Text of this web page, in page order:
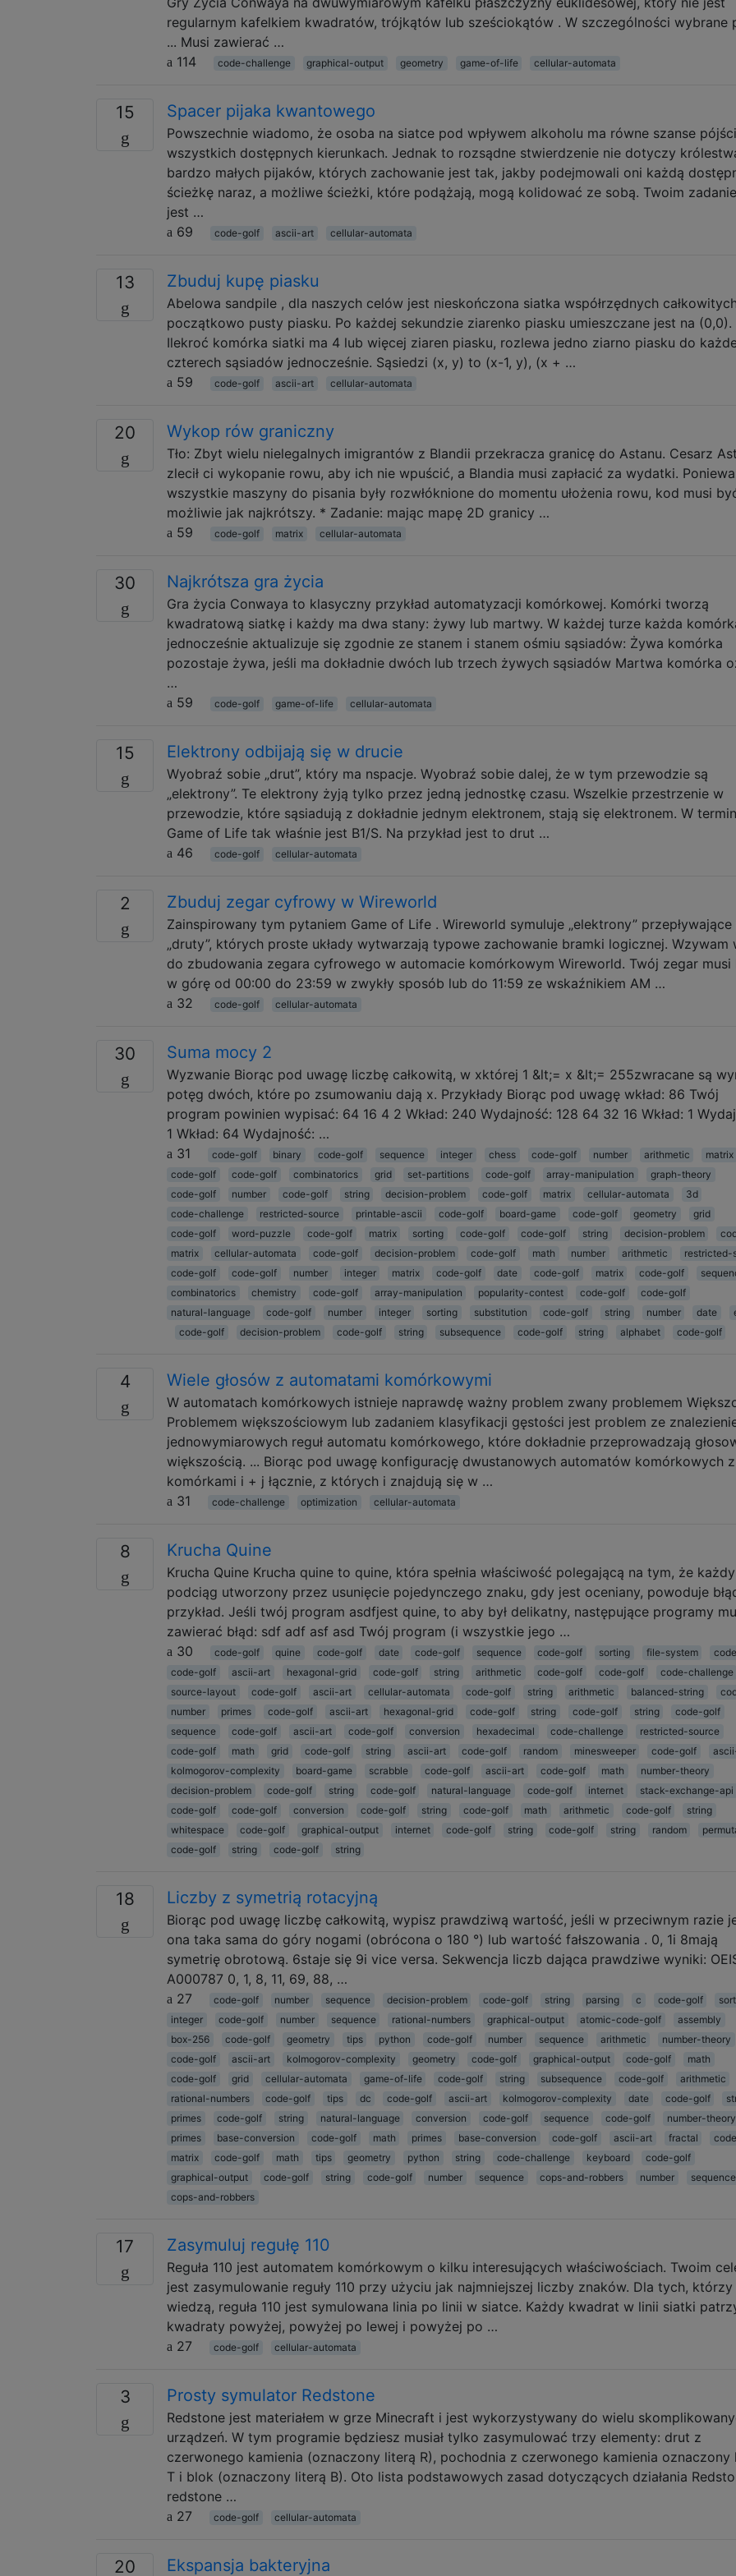
regularnym kafelkiem kwadratów, trójkątów lub sześciokątów . W szczególności wybrane
... Musi zawierać …
114
code-challenge graphical-output geometry game-of-life cellular-automata
15 Spacer pijaka kwantowego
Powszechnie wiadomo, że osoba na siatce pod wpływem alkoholu ma równe szanse
wszystkich dostępnych kierunkach. Jednak to rozsądne stwierdzenie nie dotyczy
bardzo małych pijaków, których zachowanie jest tak, jakby podejmowali oni każdą
ścieżkę naraz, a możliwe ścieżki, które podążają, mogą kolidować ze sobą. Twoim
jest …
69
code-golf ascii-art cellular-automata
13 Zbuduj kupę piasku
Abelowa sandpile , dla naszych celów jest nieskończona siatka współrzędnych
początkowo pusty piasku. Po każdej sekundzie ziarenko piasku umieszczane jest na (0,0).
Ilekroć komórka siatki ma 4 lub więcej ziaren piasku, rozlewa jedno ziarno piasku do
czterech sąsiadów jednocześnie. Sąsiedzi (x, y) to (x-1, y), (x + …
59
code-golf ascii-art cellular-automata
20 Wykop rów graniczny
Tło: Zbyt wielu nielegalnych imigrantów z Blandii przekracza granicę do Astanu. Cesarz
zlecił ci wykopanie rowu, aby ich nie wpuścić, a Blandia musi zapłacić za wydatki.
wszystkie maszyny do pisania były rozwłóknione do momentu ułożenia rowu, kod musi
możliwie jak najkrótszy. * Zadanie: mając mapę 2D granicy …
59
code-golf matrix cellular-automata
30 Najkrótsza gra życia
Gra życia Conwaya to klasyczny przykład automatyzacji komórkowej. Komórki tworzą
kwadratową siatkę i każdy ma dwa stany: żywy lub martwy. W każdej turze każda
jednocześnie aktualizuje się zgodnie ze stanem i stanem ośmiu sąsiadów: Żywa komórka
pozostaje żywa, jeśli ma dokładnie dwóch lub trzech żywych sąsiadów Martwa komórka
…
59
code-golf game-of-life cellular-automata
15 Elektrony odbijają się w drucie
Wyobraź sobie „drut”, który ma nspacje. Wyobraź sobie dalej, że w tym przewodzie są
„elektrony”. Te elektrony żyją tylko przez jedną jednostkę czasu. Wszelkie przestrzenie w
przewodzie, które sąsiadują z dokładnie jednym elektronem, stają się elektronem. W
Game of Life tak właśnie jest B1/S. Na przykład jest to drut …
46
code-golf cellular-automata
2 Zbuduj zegar cyfrowy w Wireworld
Zainspirowany tym pytaniem Game of Life . Wireworld symuluje „elektrony” przepływające
„druty”, których proste układy wytwarzają typowe zachowanie bramki logicznej. Wzywam
do zbudowania zegara cyfrowego w automacie komórkowym Wireworld. Twój zegar musi
w górę od 00:00 do 23:59 w zwykły sposób lub do 11:59 ze wskaźnikiem AM …
32
code-golf cellular-automata
30 Suma mocy 2
Wyzwanie Biorąc pod uwagę liczbę całkowitą, w xktórej 1 &lt;= x &lt;= 255zwracane są
potęg dwóch, które po zsumowaniu dają x. Przykłady Biorąc pod uwagę wkład: 86 Twój
program powinien wypisać: 64 16 4 2 Wkład: 240 Wydajność: 128 64 32 16 Wkład: 1
1 Wkład: 64 Wydajność: …
31
code-golf binary code-golf sequence integer chess code-golf number arithmetic
matrix
code-golf
code-golf combinatorics grid set-partitions code-golf array-manipulation
graph-theory
code-golf
number code-golf string decision-problem code-golf matrix cellular-automata
3d
code-challenge
restricted-source printable-ascii code-golf board-game code-golf geometry
grid
code-golf
word-puzzle code-golf matrix sorting code-golf code-golf string decision-problem
matrix
cellular-automata code-golf decision-problem code-golf math number arithmetic
restricted-
code-golf
code-golf number integer matrix code-golf date code-golf matrix code-golf
combinatorics
chemistry code-golf array-manipulation popularity-contest code-golf
code-golf
natural-language
code-golf number integer sorting substitution code-golf string number date
code-golf
decision-problem code-golf string subsequence code-golf string alphabet code-golf
4 Wiele głosów z automatami komórkowymi
W automatach komórkowych istnieje naprawdę ważny problem zwany problemem
Problemem większościowym lub zadaniem klasyfikacji gęstości jest problem ze
jednowymiarowych reguł automatu komórkowego, które dokładnie przeprowadzają
większością. ... Biorąc pod uwagę konfigurację dwustanowych automatów komórkowych z
komórkami i + j łącznie, z których i znajdują się w …
31
code-challenge optimization cellular-automata
8 Krucha Quine
Krucha Quine Krucha quine to quine, która spełnia właściwość polegającą na tym, że każdy
podciąg utworzony przez usunięcie pojedynczego znaku, gdy jest oceniany, powoduje
przykład. Jeśli twój program asdfjest quine, to aby był delikatny, następujące programy
zawierać błąd: sdf adf asf asd Twój program (i wszystkie jego …
30
code-golf quine code-golf date code-golf sequence code-golf sorting file-system
code-golf
ascii-art hexagonal-grid code-golf string arithmetic code-golf code-golf
code-challenge
source-layout
code-golf ascii-art cellular-automata code-golf string arithmetic balanced-string
number
primes code-golf ascii-art hexagonal-grid code-golf string code-golf string
code-golf
sequence
code-golf ascii-art code-golf conversion hexadecimal code-challenge
restricted-source
code-golf
math grid code-golf string ascii-art code-golf random minesweeper code-golf
kolmogorov-complexity
board-game scrabble code-golf ascii-art code-golf math
number-theory
decision-problem
code-golf string code-golf natural-language code-golf internet
stack-exchange-api
code-golf
code-golf conversion code-golf string code-golf math arithmetic code-golf
string
whitespace
code-golf graphical-output internet code-golf string code-golf string random
code-golf
string code-golf string
18 Liczby z symetrią rotacyjną
Biorąc pod uwagę liczbę całkowitą, wypisz prawdziwą wartość, jeśli w przeciwnym razie
ona taka sama do góry nogami (obrócona o 180 °) lub wartość fałszowania . 0, 1i 8mają
symetrię obrotową. 6staje się 9i vice versa. Sekwencja liczb dająca prawdziwe wyniki:
A000787 0, 1, 8, 11, 69, 88, …
27
code-golf number sequence decision-problem code-golf string parsing c code-golf
integer
code-golf number sequence rational-numbers graphical-output atomic-code-golf
assembly
box-256
code-golf geometry tips python code-golf number sequence arithmetic
number-theory
code-golf
ascii-art kolmogorov-complexity geometry code-golf graphical-output code-golf
math
code-golf
grid cellular-automata game-of-life code-golf string subsequence code-golf
arithmetic
rational-numbers
code-golf tips dc code-golf ascii-art kolmogorov-complexity date code-golf
primes
code-golf string natural-language conversion code-golf sequence code-golf
number-theory
primes
base-conversion code-golf math primes base-conversion code-golf ascii-art fractal
matrix
code-golf math tips geometry python string code-challenge keyboard
code-golf
graphical-output
code-golf string code-golf number sequence cops-and-robbers number
sequence
cops-and-robbers
17 Zasymuluj regułę 110
Reguła 110 jest automatem komórkowym o kilku interesujących właściwościach. Twoim
jest zasymulowanie reguły 110 przy użyciu jak najmniejszej liczby znaków. Dla tych, którzy
wiedzą, reguła 110 jest symulowana linia po linii w siatce. Każdy kwadrat w linii siatki
kwadraty powyżej, powyżej po lewej i powyżej po …
27
code-golf cellular-automata
3 Prosty symulator Redstone
Redstone jest materiałem w grze Minecraft i jest wykorzystywany do wielu
urządzeń. W tym programie będziesz musiał tylko zasymulować trzy elementy: drut z
czerwonego kamienia (oznaczony literą R), pochodnia z czerwonego kamienia oznaczony
T i blok (oznaczony literą B). Oto lista podstawowych zasad dotyczących działania
redstone …
27
code-golf cellular-automata
20 Ekspansja bakteryjna